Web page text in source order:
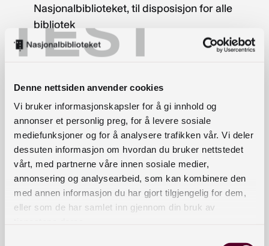
TEST
Denne nettsiden anvender cookies
Vi bruker informasjonskapsler for å gi innhold og
annonser et personlig preg, for å levere sosiale
mediefunksjoner og for å analysere trafikken vår. Vi deler
dessuten informasjon om hvordan du bruker nettstedet
vårt, med partnerne våre innen sosiale medier,
annonsering og analysearbeid, som kan kombinere den
med annen informasjon du har gjort tilgjengelig for dem,
eller som de har samlet inn gjennom din bruk av
Nasjonalbiblioteket, til disposisjon for alle
bibliotek
Utvikling av folkebibliotekene som debatt- og
læringsarena, møteplass og
Frie, nyskapende prosjekt- og utviklingstiltak
Utlysningen av utviklingsmidler for 2018 er knyttet
til hovedområde 3. Frie, nyskapende prosjekt- og
utviklingstiltak. Disse midlene skal stimulere til
kreativitet og fornyelse når det gjelder
bibliotekutvikling, og de skal tildeles prosjekter
som ikke faller inn under hovedområdene 1 og 2.
flerårige prosjekter som allerede er iverksatt med